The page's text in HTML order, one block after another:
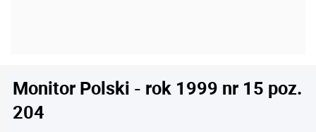
Monitor Polski - rok 1999 nr 15 poz.
204